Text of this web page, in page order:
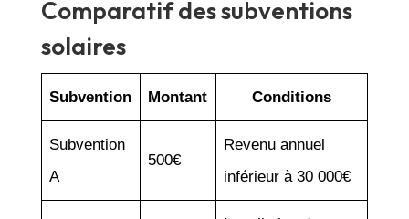
Comparatif des subventions
solaires
Subvention Montant Conditions
Subvention
A
500€
Revenu annuel
inférieur à 30 000€